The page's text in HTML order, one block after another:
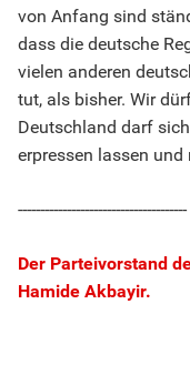
von Anfang sind
dass die deutsche
vielen anderen
tut, als bisher. Wir
Deutschland darf
erpressen lassen und
--------------------------------------
Der Parteivorstand
Hamide Akbayir.